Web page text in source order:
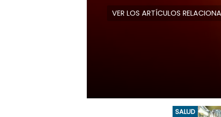
VER LOS ARTÍCULOS
SALUD